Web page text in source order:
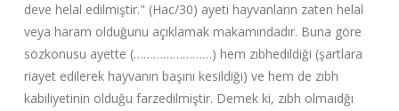
deve helal edilmiştir." (Hac/30) ayeti hayvanların zaten helal
veya haram olduğunu açıklamak makamındadır. Buna göre
sözkonusu ayette (……………………) hem zıbhedildiği (şartlara
riayet edilerek hayvanın başını kesildiği) ve hem de zıbh
kabiliyetinin olduğu farzedilmiştir. Demek ki, zıbh olmaıdğı